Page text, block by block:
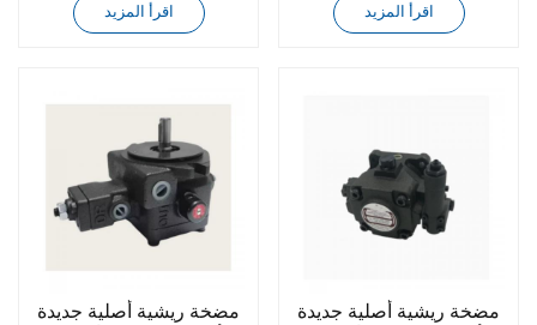
اقرأ المزيد اقرأ المزيد
مضخة ريشية أصلية جديدة
مضخة ريشية أصلية جديدة